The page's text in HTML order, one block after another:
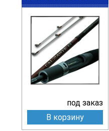
под заказ
В корзину